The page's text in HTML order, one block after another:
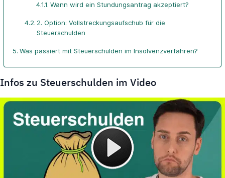
Wann wird ein Stundungsantrag akzeptiert?
2. Option: Vollstreckungsaufschub für die
Steuerschulden
Was passiert mit Steuerschulden im Insolvenzverfahren?
Infos zu Steuerschulden im Video